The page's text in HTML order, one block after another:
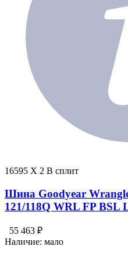
16595 X 2 В сплит
Шина Goodyear
121/118Q WRL FP BSL
55 463 ₽
Наличие: мало